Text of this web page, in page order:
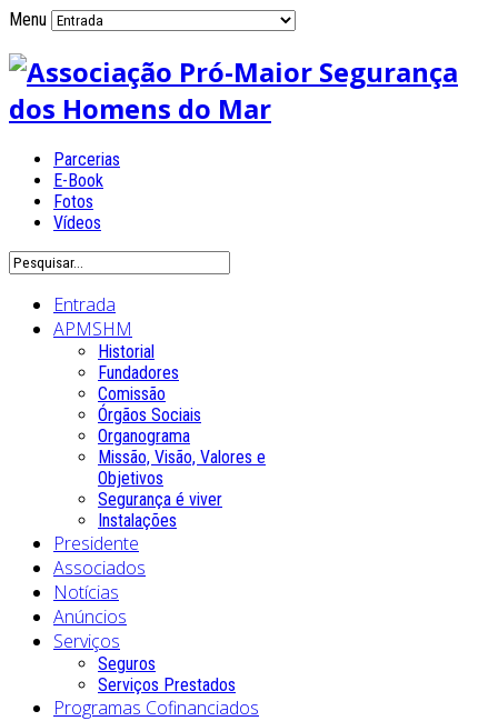
Menu
Parcerias
E-Book
Fotos
Vídeos
Entrada
APMSHM
Historial
Fundadores
Comissão
Órgãos Sociais
Organograma
Missão, Visão, Valores e
Objetivos
Segurança é viver
Instalações
Presidente
Associados
Notícias
Anúncios
Serviços
Seguros
Serviços Prestados
Programas Cofinanciados